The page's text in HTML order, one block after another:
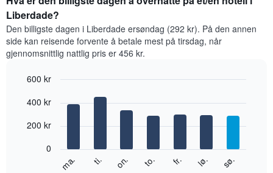
rom
per
måned
Diagrammets
X-
viser
Diagrammets
Liberdade?
Den billigste dagen i Liberdade ersøndag (292 kr). På den annen
side kan reisende forvente å betale mest på tirsdag, når
gjennomsnittlig nattlig pris er 456 kr.
chart
bars.
Diagrammet
graphic.
ma. ti. on. to. fr. lø. sø.
0
200 kr
400 kr
600 kr